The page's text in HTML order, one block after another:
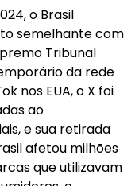
o Brasil
semelhante com
Tribunal
da rede
nos EUA, o X foi
ao
e sua retirada
afetou milhões
que utilizavam